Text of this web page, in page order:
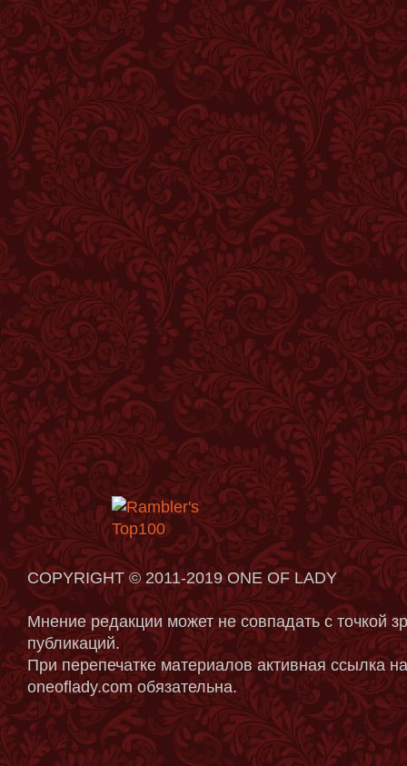
COPYRIGHT © 2011-2019 ONE OF LADY
Мнение редакции может не совпадать с точкой
публикаций.
При перепечатке материалов активная ссылка
oneoflady.com обязательна.